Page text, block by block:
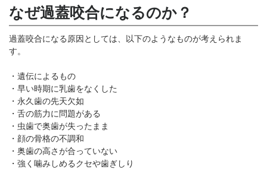
なぜ過蓋咬合になるのか？
過蓋咬合になる原因としては、以下のようなものが考えられま
す。
・遺伝によるもの
・早い時期に乳歯をなくした
・永久歯の先天欠如
・舌の筋力に問題がある
・虫歯で奥歯が失ったまま
・顔の骨格の不調和
・奥歯の高さが合っていない
・強く噛みしめるクセや歯ぎしり